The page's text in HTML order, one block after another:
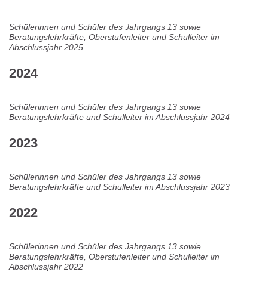
Schülerinnen und Schüler des Jahrgangs 13 sowie
Beratungslehrkräfte, Oberstufenleiter und Schulleiter im
Abschlussjahr 2025
2024
Schülerinnen und Schüler des Jahrgangs 13 sowie
Beratungslehrkräfte und Schulleiter im Abschlussjahr 2024
2023
Schülerinnen und Schüler des Jahrgangs 13 sowie
Beratungslehrkräfte und Schulleiter im Abschlussjahr 2023
2022
Schülerinnen und Schüler des Jahrgangs 13 sowie
Beratungslehrkräfte, Oberstufenleiter und Schulleiter im
Abschlussjahr 2022